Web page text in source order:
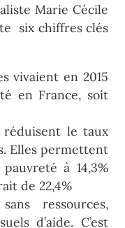
Marie Cécile
six chiffres clés
vivaient en 2015
en France, soit
réduisent le taux
Elles permettent
à 14,3%
de 22,4%
ressources,
d’aide. C’est